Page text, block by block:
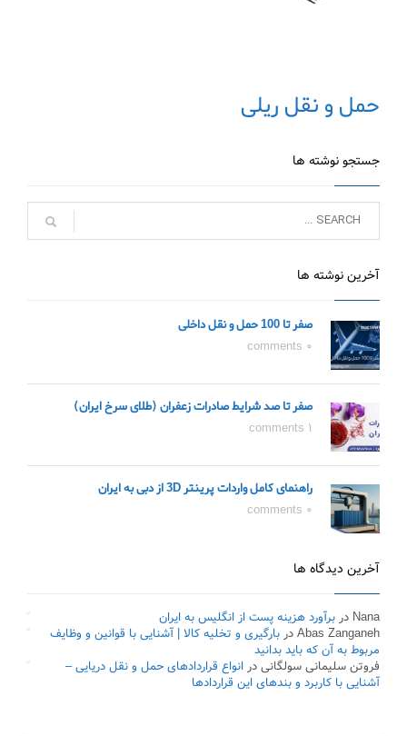
حمل و نقل ریلی
جستجو نوشته ها
آخرین نوشته ها
صفر تا 100 حمل و نقل داخلی
0 comments
صفر تا صد شرایط صادرات زعفران (طلای سرخ ایران)
1 comments
راهنمای کامل واردات پرینتر 3D از دبی به ایران
0 comments
آخرین دیدگاه ها
Nana در برآورد هزینه پست از انگلیس به ایران
Abas Zanganehدر بارگیری و تخلیه کالا | آشنایی با قوانین و وظایف
مربوط به آن که باید بدانید
فروتن سلیمانی سولگانیدر انواع قراردادهای حمل و نقل دریایی –
آشنایی با کاربرد و بندهای این قراردادها